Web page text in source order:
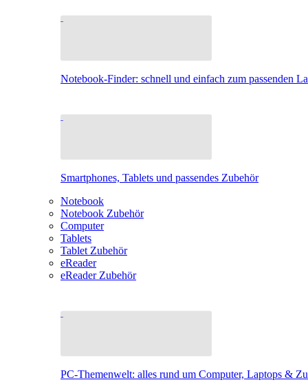
Notebook-Finder: schnell und einfach zum passenden
Smartphones, Tablets und passendes Zubehör
Notebook
Notebook Zubehör
Computer
Tablets
Tablet Zubehör
eReader
eReader Zubehör
PC-Themenwelt: alles rund um Computer, Laptops &